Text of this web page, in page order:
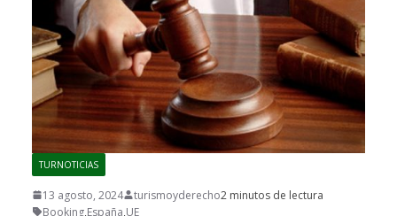
TURNOTICIAS
13 agosto, 2024 turismoyderecho2 minutos de lectura
Booking,España,UE